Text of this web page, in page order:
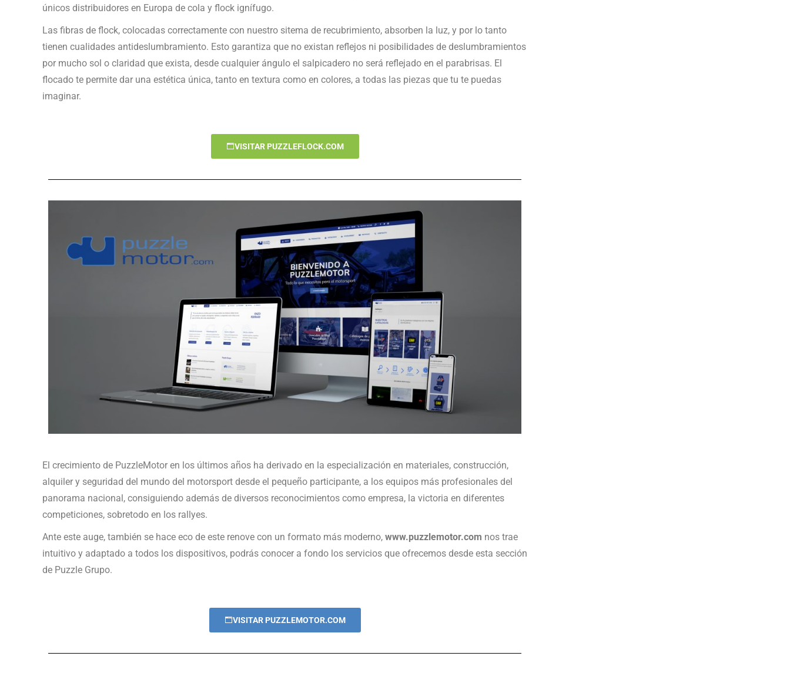
únicos distribuidores en Europa de cola y flock ignífugo.
Las fibras de flock, colocadas correctamente con nuestro sitema de recubrimiento, absorben la luz, y por lo tanto
tienen cualidades antideslumbramiento. Esto garantiza que no existan reflejos ni posibilidades de deslumbramientos
por mucho sol o claridad que exista, desde cualquier ángulo el salpicadero no será reflejado en el parabrisas. El
flocado te permite dar una estética única, tanto en textura como en colores, a todas las piezas que tu te puedas
imaginar.
VISITAR PUZZLEFLOCK.COM
El crecimiento de PuzzleMotor en los últimos años ha derivado en la especialización en materiales, construcción,
alquiler y seguridad del mundo del motorsport desde el pequeño participante, a los equipos más profesionales del
panorama nacional, consiguiendo además de diversos reconocimientos como empresa, la victoria en diferentes
competiciones, sobretodo en los rallyes.
Ante este auge, también se hace eco de este renove con un formato más moderno, www.puzzlemotor.com nos trae
intuitivo y adaptado a todos los dispositivos, podrás conocer a fondo los servicios que ofrecemos desde esta sección
de Puzzle Grupo.
VISITAR PUZZLEMOTOR.COM